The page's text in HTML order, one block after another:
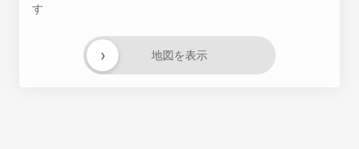
す
地図を表示
›